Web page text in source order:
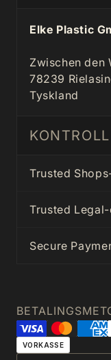
Elke Plastic
Zwischen den
78239
Tyskland
Trusted
Trusted
Secure
VORKASSE